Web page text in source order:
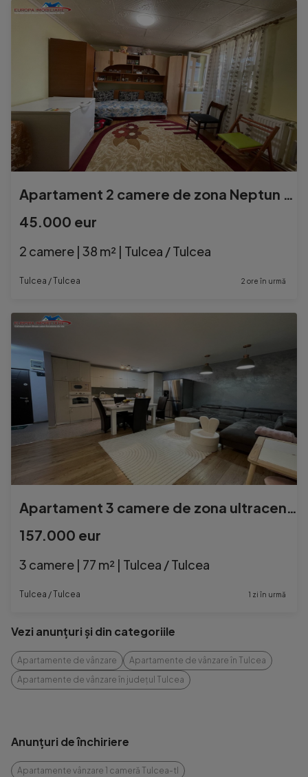
Apartament 2 camere de zona Neptun Tulcea
45.000 eur
2 camere | 38 m² | Tulcea / Tulcea
Tulcea / Tulcea 2 ore în urmă
Apartament 3 camere de zona ultracentrala Tulcea
157.000 eur
3 camere | 77 m² | Tulcea / Tulcea
Tulcea / Tulcea 1 zi în urmă
Vezi anunțuri și din categoriile
Apartamente de vânzare
Apartamente de vânzare în Tulcea
Apartamente de vânzare în județul Tulcea
Anunțuri de închiriere
Apartamente vânzare 1 cameră Tulcea-tl